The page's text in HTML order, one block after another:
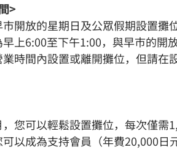
>
開放的星期日及公眾假期設置攤位
上6:00至下午1:00，與早市的開
時間內設置或離開攤位，但請在
您可以輕鬆設置攤位，每次僅需
以成為支持會員（年費20,000日